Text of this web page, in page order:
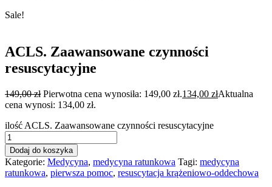
Sale!
ACLS. Zaawansowane czynności
resuscytacyjne
149,00zł Pierwotna cena wynosiła: 149,00 zł.134,00 złAktualna
cena wynosi: 134,00 zł.
ilość ACLS. Zaawansowane czynności resuscytacyjne
Dodaj do koszyka
Kategorie: Medycyna, medycyna ratunkowa Tagi: medycyna
ratunkowa, pierwsza pomoc, resuscytacja krążeniowo-oddechowa